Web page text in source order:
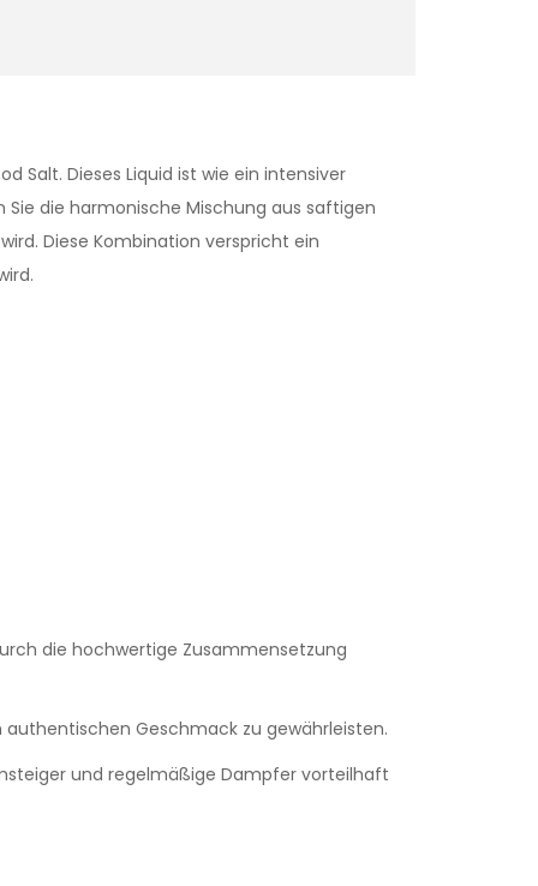
Salt. Dieses Liquid ist wie ein intensiver
die harmonische Mischung aus saftigen
Diese Kombination verspricht ein
die hochwertige Zusammensetzung
Geschmack zu gewährleisten.
und regelmäßige Dampfer vorteilhaft